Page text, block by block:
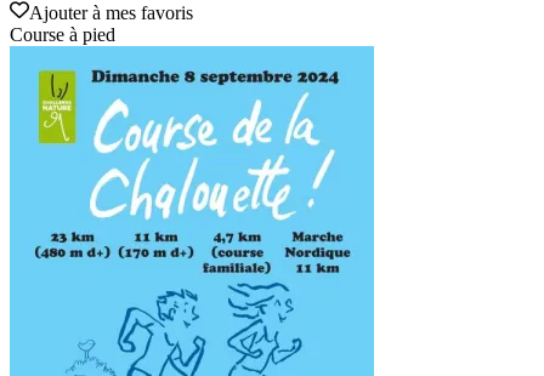
Ajouter à mes favoris
Course à pied